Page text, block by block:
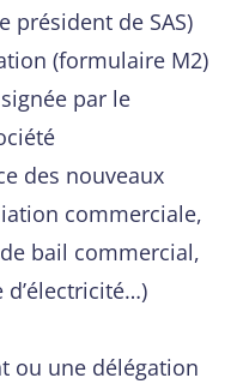
président de SAS)
(formulaire M2)
par le
des nouveaux
commerciale,
bail commercial,
ou une délégation